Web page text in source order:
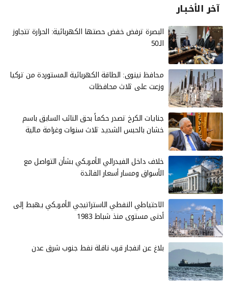
آخر الأخـبـار
البصرة ترفض خفض حصتها الكهربائية: الحرارة تتجاوز
الـ50
محافظ نينوى: الطاقة الكهربائية المستوردة من تركيا
وزعت على ثلاث محافظات
جنايات الكرخ تصدر حكماً بحق النائب السابق باسم
خشان بالحبس الشديد ثلاث سنوات وغرامة مالية
خلاف داخل الفيدرالي الأمريكي بشأن التواصل مع
الأسواق ومسار أسعار الفائدة
الاحتياطي النفطي الاستراتيجي الأمريكي يهبط إلى
أدنى مستوى منذ شباط 1983
بلاغ عن انفجار قرب ناقلة نفط جنوب شرق عدن